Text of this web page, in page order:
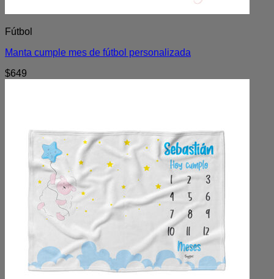
Fútbol
Manta cumple mes de fútbol personalizada
$649